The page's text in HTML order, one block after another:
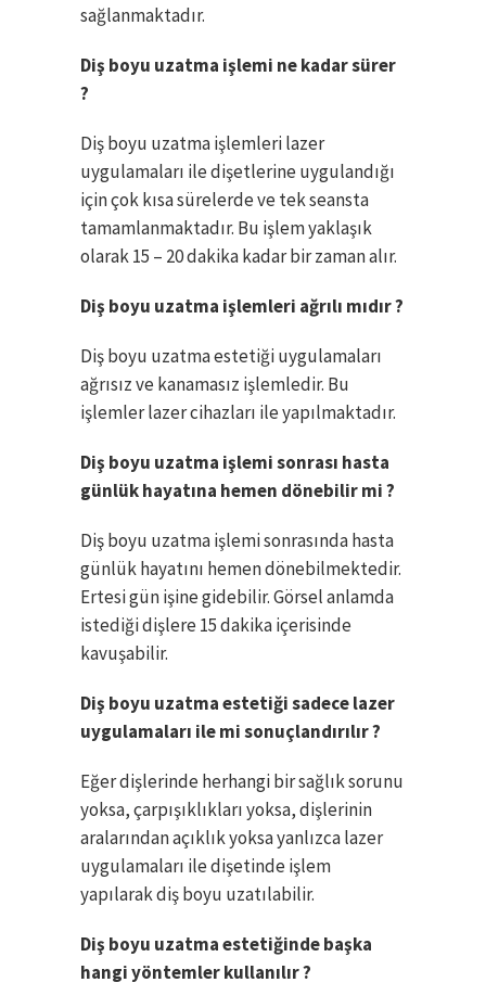
sağlanmaktadır.
Diş boyu uzatma işlemi ne kadar sürer
?
Diş boyu uzatma işlemleri lazer
uygulamaları ile dişetlerine uygulandığı
için çok kısa sürelerde ve tek seansta
tamamlanmaktadır. Bu işlem yaklaşık
olarak 15 – 20 dakika kadar bir zaman alır.
Diş boyu uzatma işlemleri ağrılı mıdır ?
Diş boyu uzatma estetiği uygulamaları
ağrısız ve kanamasız işlemledir. Bu
işlemler lazer cihazları ile yapılmaktadır.
Diş boyu uzatma işlemi sonrası hasta
günlük hayatına hemen dönebilir mi ?
Diş boyu uzatma işlemi sonrasında hasta
günlük hayatını hemen dönebilmektedir.
Ertesi gün işine gidebilir. Görsel anlamda
istediği dişlere 15 dakika içerisinde
kavuşabilir.
Diş boyu uzatma estetiği sadece lazer
uygulamaları ile mi sonuçlandırılır ?
Eğer dişlerinde herhangi bir sağlık sorunu
yoksa, çarpışıklıkları yoksa, dişlerinin
aralarından açıklık yoksa yanlızca lazer
uygulamaları ile dişetinde işlem
yapılarak diş boyu uzatılabilir.
Diş boyu uzatma estetiğinde başka
hangi yöntemler kullanılır ?